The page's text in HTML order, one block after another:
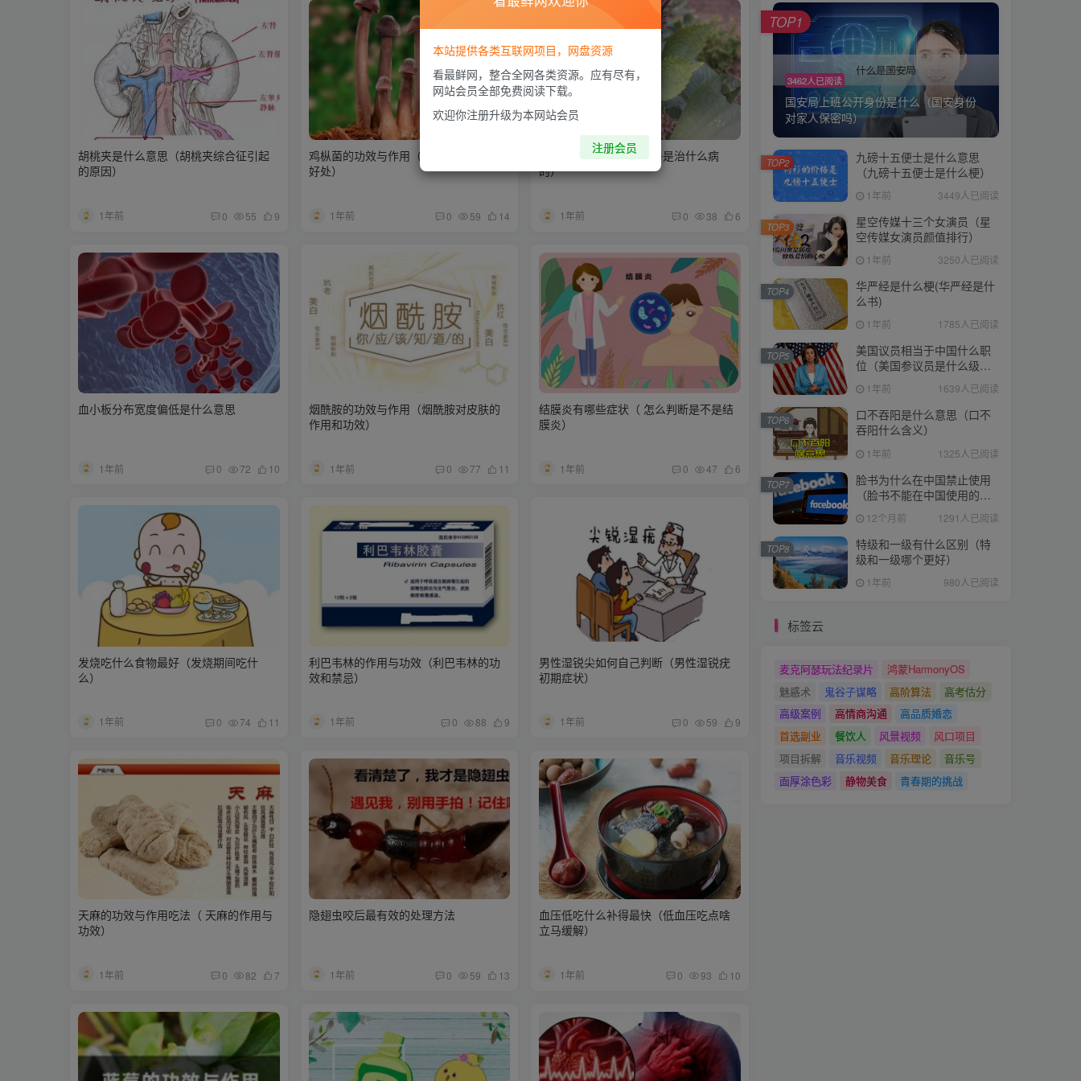
胡桃夹是什么意思（胡桃夹综合征引起
的原因）
1年前 0 55 9
鸡枞菌的功效与作用（吃鸡枞菌有什么
好处）
1年前 0 59 14
苏子的功效与作用（苏子是治什么病
的）
1年前 0 38 6
血小板分布宽度偏低是什么意思
1年前 0 72 10
烟酰胺的功效与作用（烟酰胺对皮肤的
作用和功效）
1年前 0 77 11
结膜炎有哪些症状（ 怎么判断是不是结
膜炎）
1年前 0 47 6
发烧吃什么食物最好（发烧期间吃什
么）
1年前 0 74 11
利巴韦林的作用与功效（利巴韦林的功
效和禁忌）
1年前 0 88 9
男性湿锐尖如何自己判断（男性湿锐疣
初期症状）
1年前 0 59 9
天麻的功效与作用吃法（ 天麻的作用与
功效）
1年前 0 82 7
隐翅虫咬后最有效的处理方法
1年前 0 59 13
血压低吃什么补得最快（低血压吃点啥
立马缓解）
1年前 0 93 10
3462人已阅读
国安局上班公开身份是什么（国安身份
对家人保密吗）
TOP1
九磅十五便士是什么意思
（九磅十五便士是什么梗）
1年前 3449人已阅读
TOP2
星空传媒十三个女演员（星
空传媒女演员颜值排行）
1年前 3250人已阅读
TOP3
华严经是什么梗(华严经是什
么书)
1年前 1785人已阅读
TOP4
美国议员相当于中国什么职
位（美国参议员是什么级
别）1年前 1639人已阅读
TOP5
口不吞阳是什么意思（口不
吞阳什么含义）
1年前 1325人已阅读
TOP6
脸书为什么在中国禁止使用
（脸书不能在中国使用的原
12个月前 1291人已阅读
TOP7
特级和一级有什么区别（特
级和一级哪个更好）
1年前 980人已阅读
TOP8
标签云
麦克阿瑟玩法纪录片
鸿蒙HarmonyOS
魅惑术
鬼谷子谋略 高阶算法
高考估分
高级案例
高情商沟通
高品质婚恋
首选副业
餐饮人 风景视频
风口项目
项目拆解
音乐视频 音乐理论
音乐号
面厚涂色彩
静物美食 青春期的挑战
本站提供各类互联网项目，网盘资源
看最鲜网，整合全网各类资源。应有尽有，
网站会员全部免费阅读下载。
欢迎你注册升级为本网站会员
注册会员